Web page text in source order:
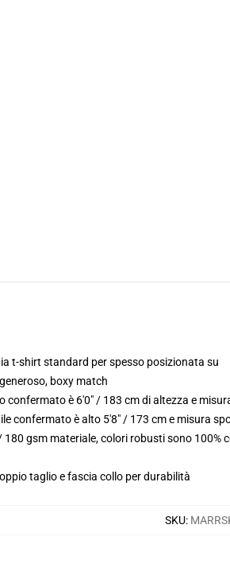
t-shirt standard per spesso posizionata su
boxy match
confermato è 6'0" / 183 cm di altezza e
confermato è alto 5'8" / 173 cm e misura
180 gsm materiale, colori robusti sono 100%
taglio e fascia collo per durabilità
SKU: